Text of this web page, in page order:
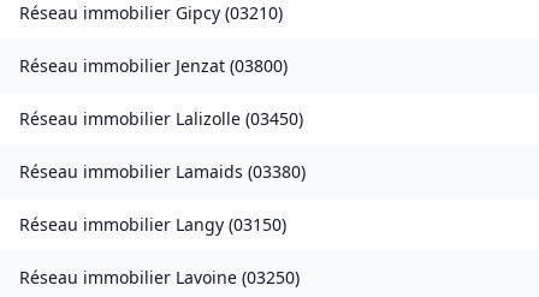
Réseau immobilier Gipcy (03210)
Réseau immobilier Jenzat (03800)
Réseau immobilier Lalizolle (03450)
Réseau immobilier Lamaids (03380)
Réseau immobilier Langy (03150)
Réseau immobilier Lavoine (03250)